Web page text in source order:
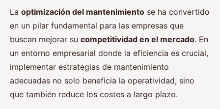
La optimización del mantenimiento se ha convertido
en un pilar fundamental para las empresas que
buscan mejorar su competitividad en el mercado. En
un entorno empresarial donde la eficiencia es crucial,
implementar estrategias de mantenimiento
adecuadas no solo beneficia la operatividad, sino
que también reduce los costes a largo plazo.